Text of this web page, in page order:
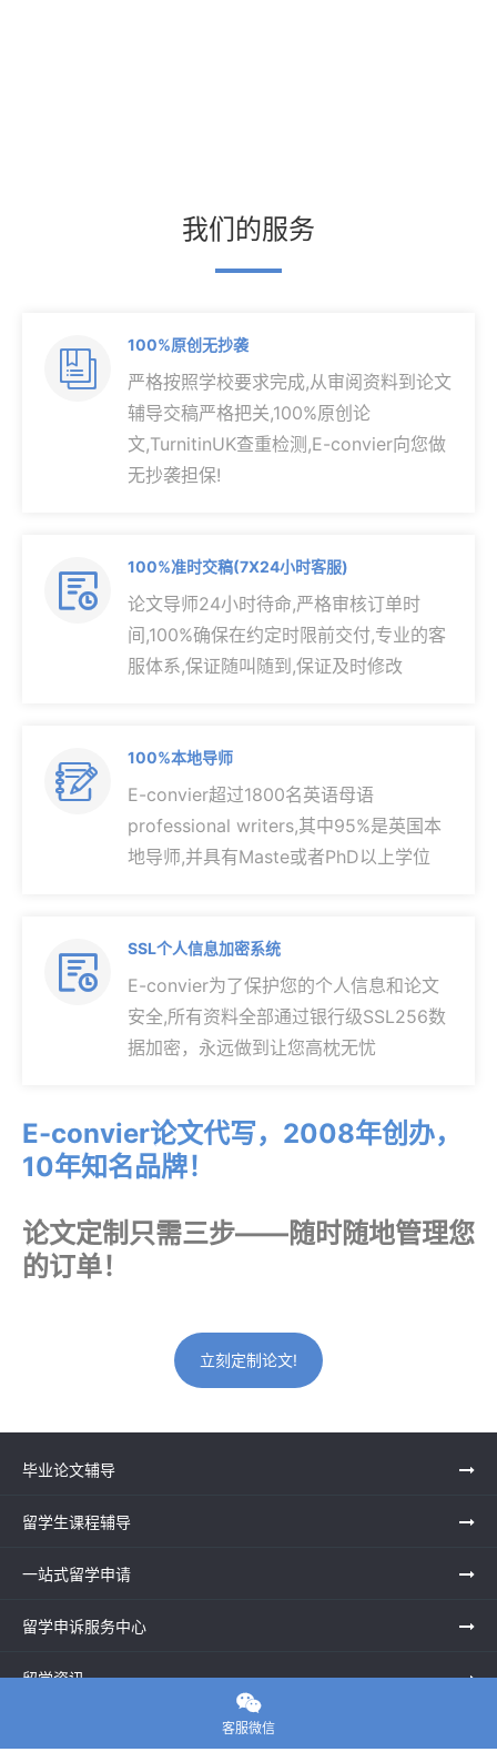
我们的服务

100%原创无抄袭
严格按照学校要求完成,从审阅资料到论文
辅导交稿严格把关,100%原创论
文,TurnitinUK查重检测,E-convier向您做
无抄袭担保!

100%准时交稿(7X24小时客服)
论文导师24小时待命,严格审核订单时
间,100%确保在约定时限前交付,专业的客
服体系,保证随叫随到,保证及时修改

100%本地导师
E-convier超过1800名英语母语
professional writers,其中95%是英国本
地导师,并具有Maste或者PhD以上学位

SSL个人信息加密系统
E-convier为了保护您的个人信息和论文
安全,所有资料全部通过银行级SSL256数
据加密，永远做到让您高枕无忧
E-convier论文代写，2008年创办，
10年知名品牌！
论文定制只需三步——随时随地管理您
的订单！
立刻定制论文!
毕业论文辅导
留学生课程辅导
一站式留学申请
留学申诉服务中心
留学资讯

客服微信